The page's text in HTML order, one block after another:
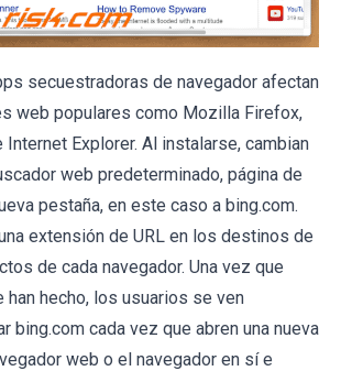
secuestradoras de navegador afectan
web populares como Mozilla Firefox,
Internet Explorer. Al instalarse, cambian
web predeterminado, página de
pestaña, en este caso a bing.com.
extensión de URL en los destinos de
de cada navegador. Una vez que
hecho, los usuarios se ven
bing.com cada vez que abren una nueva
web o el navegador en sí e